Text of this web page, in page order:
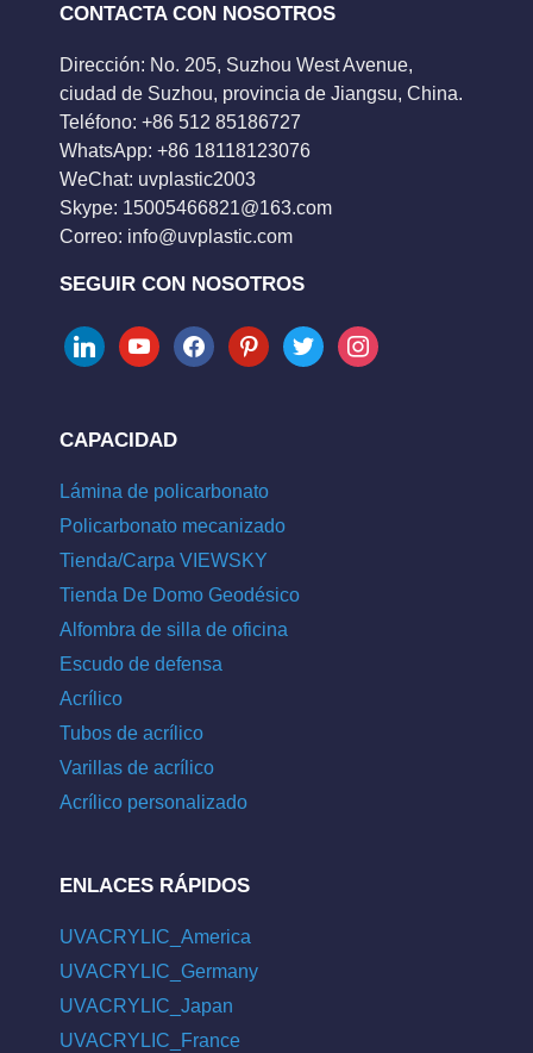
CONTACTA CON NOSOTROS
Dirección: No. 205, Suzhou West Avenue,
ciudad de Suzhou, provincia de Jiangsu, China.
Teléfono: +86 512 85186727
WhatsApp: +86 18118123076
WeChat: uvplastic2003
Skype: 15005466821@163.com
Correo: info@uvplastic.com
SEGUIR CON NOSOTROS
linkedinyoutubefacebookpinteresttwitter instagram
CAPACIDAD
Lámina de policarbonato
Policarbonato mecanizado
Tienda/Carpa VIEWSKY
Tienda De Domo Geodésico
Alfombra de silla de oficina
Escudo de defensa
Acrílico
Tubos de acrílico
Varillas de acrílico
Acrílico personalizado
ENLACES RÁPIDOS
UVACRYLIC_America
UVACRYLIC_Germany
UVACRYLIC_Japan
UVACRYLIC_France